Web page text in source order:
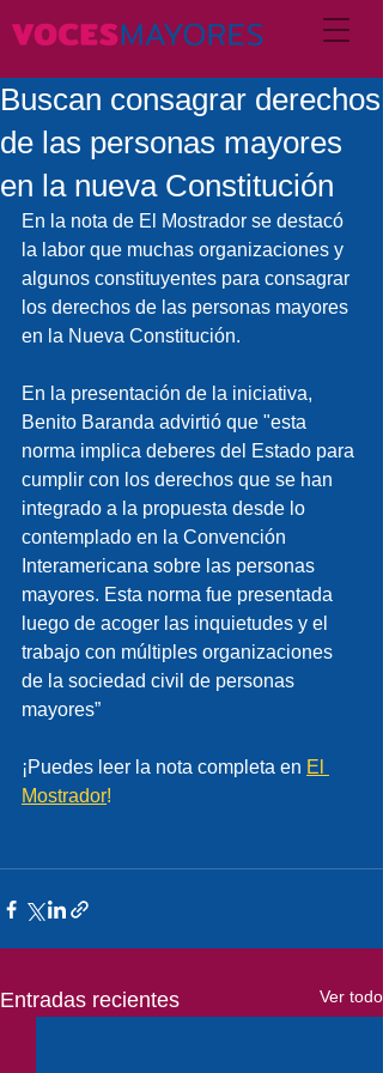
Buscan consagrar derechos
de las personas mayores
en la nueva Constitución
En la nota de El Mostrador se destacó
la labor que muchas organizaciones y
algunos constituyentes para consagrar
los derechos de las personas mayores
en la Nueva Constitución.
En la presentación de la iniciativa,
Benito Baranda advirtió que "esta
norma implica deberes del Estado para
cumplir con los derechos que se han
integrado a la propuesta desde lo
contemplado en la Convención
Interamericana sobre las personas
mayores. Esta norma fue presentada
luego de acoger las inquietudes y el
trabajo con múltiples organizaciones
de la sociedad civil de personas
mayores”
¡Puedes leer la nota completa en El
Mostrador!
Entradas recientes Ver todo